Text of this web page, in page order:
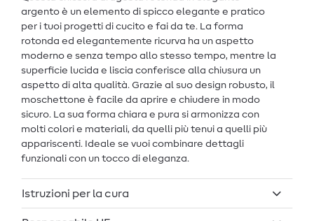
argento è un elemento di spicco elegante e pratico
per i tuoi progetti di cucito e fai da te. La forma
rotonda ed elegantemente ricurva ha un aspetto
moderno e senza tempo allo stesso tempo, mentre la
superficie lucida e liscia conferisce alla chiusura un
aspetto di alta qualità. Grazie al suo design robusto, il
moschettone è facile da aprire e chiudere in modo
sicuro. La sua forma chiara e pura si armonizza con
molti colori e materiali, da quelli più tenui a quelli più
appariscenti. Ideale se vuoi combinare dettagli
funzionali con un tocco di eleganza.
Istruzioni per la cura